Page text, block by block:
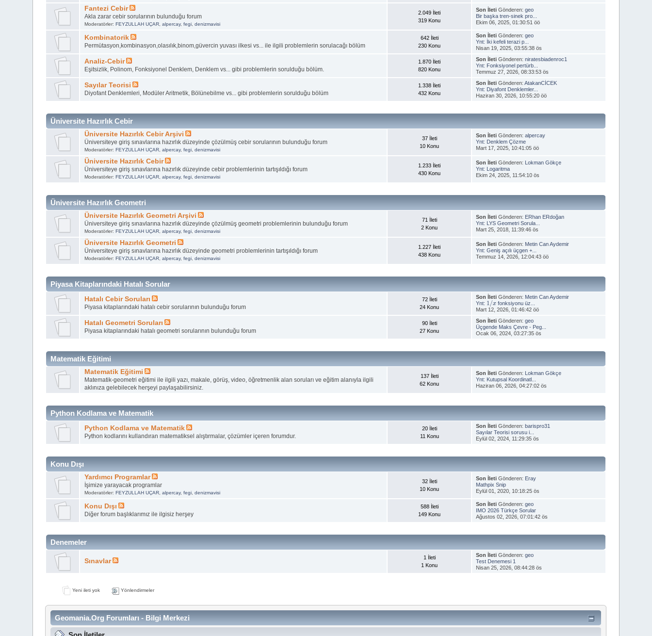
Fantezi Cebir
Akla zarar cebir sorularının bulunduğu forum
Moderatörler: FEYZULLAH UÇAR, alpercay, fegi, denizmavisi
2.049 İleti
319 Konu
Son İletiGönderen: geo
Bir başka tren-sinek pro...
Ekim 06, 2025, 01:30:51 öö
Kombinatorik
Permütasyon,kombinasyon,olasılık,binom,güvercin yuvası ilkesi vs... ile ilgili problemlerin sorulacağı bölüm
642 İleti
230 Konu
Son İletiGönderen: geo
Ynt: İki kefeli terazi p...
Nisan 19, 2025, 03:55:38 ös
Analiz-Cebir
Eşitsizlik, Polinom, Fonksiyonel Denklem, Denklem vs... gibi problemlerin sorulduğu bölüm.
1.870 İleti
820 Konu
Son İletiGönderen: niratesbiadenroc1
Ynt: Fonksiyonel pertürb...
Temmuz 27, 2026, 08:33:53 ös
Sayılar Teorisi
Diyofant Denklemleri, Modüler Aritmetik, Bölünebilme vs... gibi problemlerin sorulduğu bölüm
1.338 İleti
432 Konu
Son İletiGönderen: AtakanCİCEK
Ynt: Diyafont Denklemler...
Haziran 30, 2026, 10:55:20 öö
Üniversite Hazırlık Cebir
Üniversite Hazırlık Cebir Arşivi
Üniversiteye giriş sınavlarına hazırlık düzeyinde çözülmüş cebir sorularının bulunduğu forum
Moderatörler: FEYZULLAH UÇAR, alpercay, fegi, denizmavisi
37 İleti
10 Konu
Son İletiGönderen: alpercay
Ynt: Denklem Çözme
Mart 17, 2025, 10:41:05 öö
Üniversite Hazırlık Cebir
Üniversiteye giriş sınavlarına hazırlık düzeyinde cebir problemlerinin tartışıldığı forum
Moderatörler: FEYZULLAH UÇAR, alpercay, fegi, denizmavisi
1.233 İleti
430 Konu
Son İletiGönderen: Lokman Gökçe
Ynt: Logaritma
Ekim 24, 2025, 11:54:10 ös
Üniversite Hazırlık Geometri
Üniversite Hazırlık Geometri Arşivi
Üniversiteye giriş sınavlarına hazırlık düzeyinde çözülmüş geometri problemlerinin bulunduğu forum
Moderatörler: FEYZULLAH UÇAR, alpercay, fegi, denizmavisi
71 İleti
2 Konu
Son İletiGönderen: ERhan ERdoğan
Ynt: LYS Geometri Sorula...
Mart 25, 2018, 11:39:46 ös
Üniversite Hazırlık Geometri
Üniversiteye giriş sınavlarına hazırlık düzeyinde geometri problemlerinin tartışıldığı forum
Moderatörler: FEYZULLAH UÇAR, alpercay, fegi, denizmavisi
1.227 İleti
438 Konu
Son İletiGönderen: Metin Can Aydemir
Ynt: Geniş açılı üçgen +...
Temmuz 14, 2026, 12:04:43 öö
Piyasa Kitaplarındaki Hatalı Sorular
Hatalı Cebir Soruları
Piyasa kitaplarındaki hatalı cebir sorularının bulunduğu forum
72 İleti
24 Konu
Son İletiGönderen: Metin Can Aydemir
Ynt: 1/x fonksiyonu üz...
Mart 12, 2026, 01:46:42 öö
Hatalı Geometri Soruları
Piyasa kitaplarındaki hatalı geometri sorularının bulunduğu forum
90 İleti
27 Konu
Son İletiGönderen: geo
Üçgende Maks Çevre - Peg...
Ocak 06, 2024, 03:27:35 ös
Matematik Eğitimi
Matematik Eğitimi
Matematik-geometri eğitimi ile ilgili yazı, makale, görüş, video, öğretmenlik alan soruları ve eğitim alanıyla ilgili
aklınıza gelebilecek herşeyi paylaşabilirsiniz.
137 İleti
62 Konu
Son İletiGönderen: Lokman Gökçe
Ynt: Kutupsal Koordinatl...
Haziran 06, 2026, 04:27:02 ös
Python Kodlama ve Matematik
Python Kodlama ve Matematik
Python kodlarını kullandıran matematiksel alıştırmalar, çözümler içeren forumdur.
20 İleti
11 Konu
Son İletiGönderen: barispro31
Sayılar Teorisi sorusu i...
Eylül 02, 2024, 11:29:35 ös
Konu Dışı
Yardımcı Programlar
İşimize yarayacak programlar
Moderatörler: FEYZULLAH UÇAR, alpercay, fegi, denizmavisi
32 İleti
10 Konu
Son İletiGönderen: Eray
Mathpix Snip
Eylül 01, 2020, 10:18:25 ös
Konu Dışı
Diğer forum başlıklarımız ile ilgisiz herşey
588 İleti
149 Konu
Son İletiGönderen: geo
IMO 2026 Türkçe Sorular
Ağustos 02, 2026, 07:01:42 ös
Denemeler
Sınavlar
1 İleti
1 Konu
Son İletiGönderen: geo
Test Denemesi 1
Nisan 25, 2026, 08:44:28 ös
Yeni ileti yok Yönlendirmeler
Geomania.Org Forumları - Bilgi Merkezi